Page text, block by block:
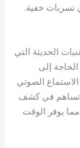
تسربات خفية.
الحديثة التي
إلى
الصوتي
تساهم في كشف
يوفر الوقت